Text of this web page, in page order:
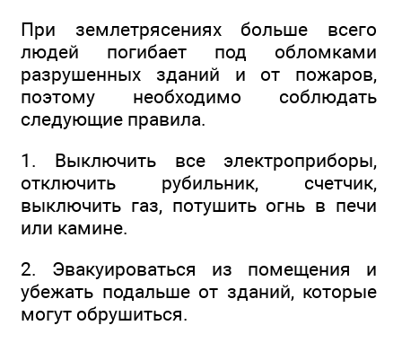
При землетрясениях больше всего
людей погибает под обломками
разрушенных зданий и от пожаров,
поэтому необходимо соблюдать
следующие правила.
1. Выключить все электроприборы,
отключить рубильник, счетчик,
выключить газ, потушить огнь в печи
или камине.
2. Эвакуироваться из помещения и
убежать подальше от зданий, которые
могут обрушиться.